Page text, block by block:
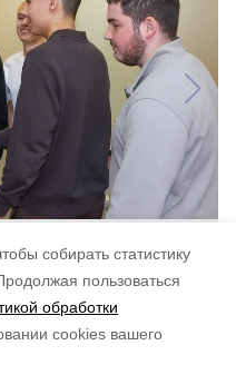
собирать статистику
пользоваться
обработки
cookies вашего